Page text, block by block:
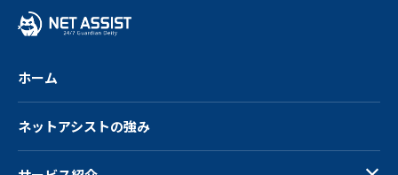
ホーム
ネットアシストの強み